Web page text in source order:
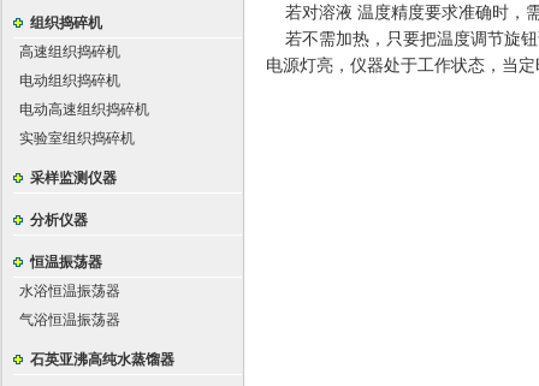
组织捣碎机
高速组织捣碎机
电动组织捣碎机
电动高速组织捣碎机
实验室组织捣碎机
采样监测仪器
分析仪器
恒温振荡器
水浴恒温振荡器
气浴恒温振荡器
石英亚沸高纯水蒸馏器
若对溶液 温度精度要求准确时，
若不需加热，只要把温度调节旋
电源灯亮，仪器处于工作状态，当